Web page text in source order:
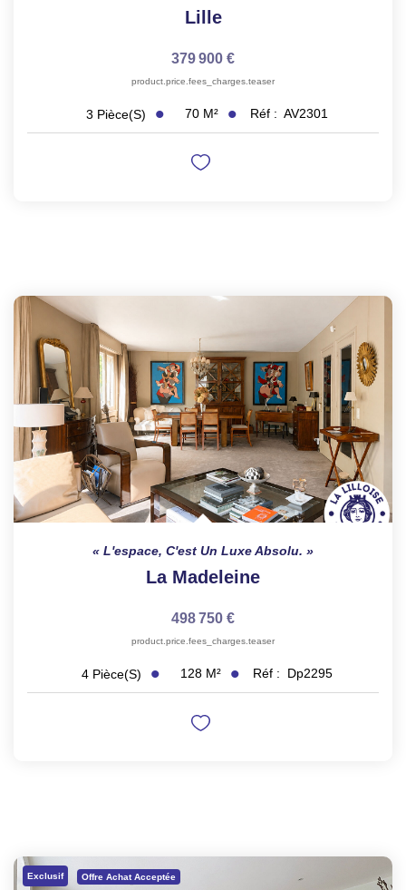
Lille
379 900 €
product.price.fees_charges.teaser
3 Pièce(s) 70 M² Réf : AV2301
L'espace, C'est Un Luxe Absolu.
La Madeleine
498 750 €
product.price.fees_charges.teaser
4 Pièce(s) 128 M² Réf : Dp2295
Exclusif Offre Achat Acceptée